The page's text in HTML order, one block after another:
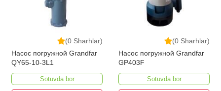
(0 Sharhlar)
Насос погружной Grandfar
QY65-10-3L1
Sotuvda bor
(0 Sharhlar)
Насос погружной Grandfar
GP403F
Sotuvda bor